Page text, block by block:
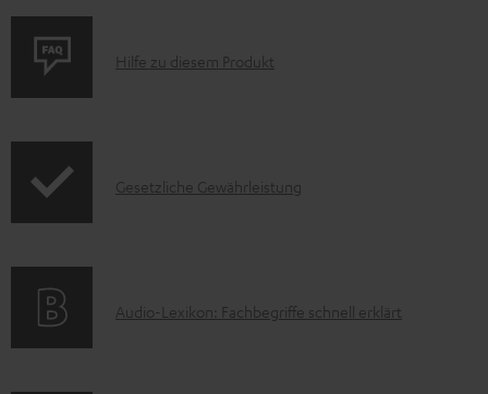
r
e
P
u
A
Hilfe zu diesem Produkt
I
r
Gesetzliche Gewährleistung
A
Audio-Lexikon: Fachbegriffe schnell erklärt